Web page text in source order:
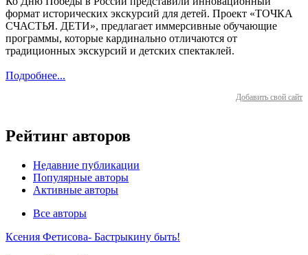
формат исторических экскурсий для детей. Проект «ТОЧКА
СЧАСТЬЯ. ДЕТИ», предлагает иммерсивные обучающие
программы, которые кардинально отличаются от
традиционных экскурсий и детских спектаклей.
Подробнее...
Добавить свой сайт
Рейтинг авторов
Недавние публикации
Популярные авторы
Активные авторы
Все авторы
Ксения Фетисова- Бастрыкину быть!